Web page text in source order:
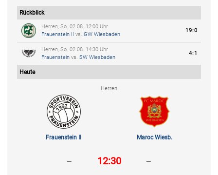
Rückblick
Herren, So. 02.08. 12:00 Uhr
Frauenstein II vs. GW Wiesbaden
19:0
Herren, So. 02.08. 14:30 Uhr
Frauenstein vs. SW Wiesbaden
4:1
Heute
Herren
Frauenstein II Maroc Wiesb.
- 12:30 -